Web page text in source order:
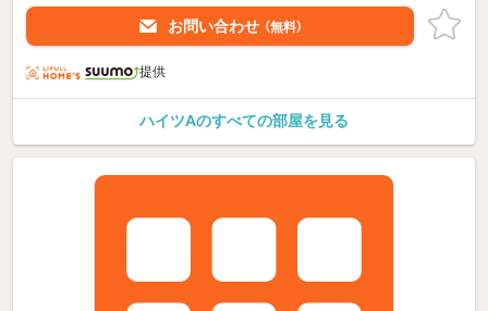
お問い合わせ （無料）
提供
ハイツAのすべての部屋を見る